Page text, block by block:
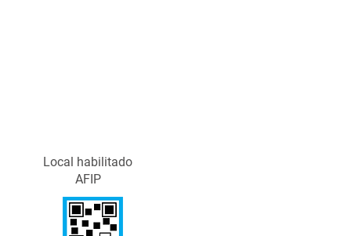
Local habilitado
AFIP